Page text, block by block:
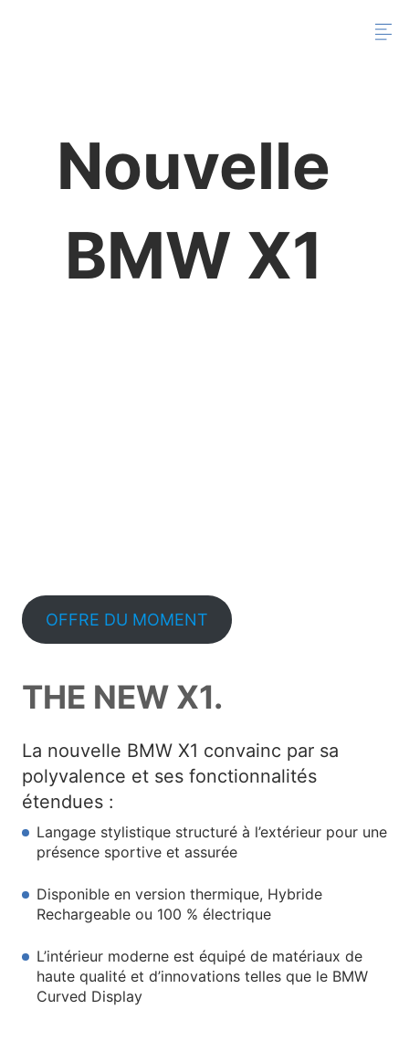
Nouvelle
BMW X1
OFFRE DU MOMENT
THE NEW X1.
La nouvelle BMW X1 convainc par sa
polyvalence et ses fonctionnalités
étendues :
Langage stylistique structuré à l’extérieur pour une
présence sportive et assurée
Disponible en version thermique, Hybride
Rechargeable ou 100 % électrique
L’intérieur moderne est équipé de matériaux de
haute qualité et d’innovations telles que le BMW
Curved Display